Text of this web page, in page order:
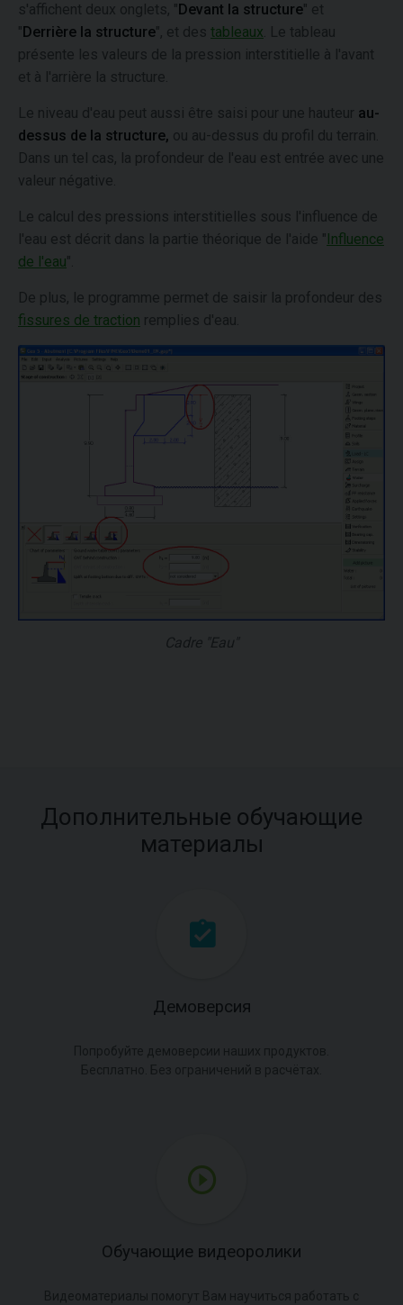
s'affichent deux onglets, "Devant la structure" et
"Derrière la structure", et des tableaux . Le tableau
présente les valeurs de la pression interstitielle à l'avant
et à l'arrière la structure.
Le niveau d'eau peut aussi être saisi pour une hauteur au-
dessus de la structure, ou au-dessus du profil du terrain.
Dans un tel cas, la profondeur de l'eau est entrée avec une
valeur négative.
Le calcul des pressions interstitielles sous l'influence de
l'eau est décrit dans la partie théorique de l'aide "Influence
de l'eau".
De plus, le programme permet de saisir la profondeur des
fissures de traction remplies d'eau.
Cadre "Eau"
Дополнительные обучающие
материалы
Демоверсия
Обучающие видеоролики